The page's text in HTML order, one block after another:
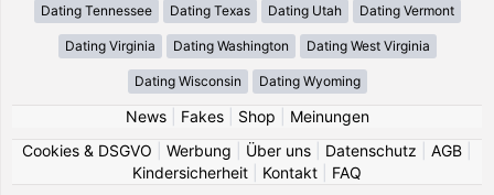
Dating Tennessee Dating Texas Dating Utah Dating Vermont
Dating Virginia Dating Washington Dating West Virginia
Dating Wisconsin Dating Wyoming
News| Fakes| Shop
Meinungen
Cookies & DSGVO
Werbung Über uns Datenschutz AGB
Kindersicherheit
Kontakt FAQ